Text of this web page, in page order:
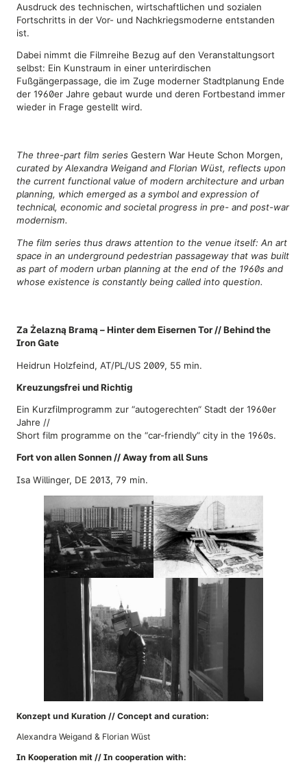
Ausdruck des technischen, wirtschaftlichen und sozialen
Fortschritts in der Vor- und Nachkriegsmoderne entstanden
ist.
Dabei nimmt die Filmreihe Bezug auf den Veranstaltungsort
selbst: Ein Kunstraum in einer unterirdischen
Fußgängerpassage, die im Zuge moderner Stadtplanung Ende
der 1960er Jahre gebaut wurde und deren Fortbestand immer
wieder in Frage gestellt wird.
The three-part film seriesGestern War Heute Schon Morgen,
curated by Alexandra Weigand and Florian Wüst, reflects upon
the current functional value of modern architecture and urban
planning, which emerged as a symbol and expression of
technical, economic and societal progress in pre- and post-war
modernism.
The film series thus draws attention to the venue itself: An art
space in an underground pedestrian passageway that was built
as part of modern urban planning at the end of the 1960s and
whose existence is constantly being called into question.
Za Żelazną Bramą – Hinter dem Eisernen Tor // Behind the
Iron Gate
Heidrun Holzfeind, AT/PL/US 2009, 55 min.
Kreuzungsfrei und Richtig
Ein Kurzfilmprogramm zur “autogerechten“ Stadt der 1960er
Jahre //
Short film programme on the “car-friendly” city in the 1960s.
Fort von allen Sonnen // Away from all Suns
Isa Willinger, DE 2013, 79 min.
Konzept und Kuration // Concept and curation:
Alexandra Weigand & Florian Wüst
In Kooperation mit // In cooperation with: